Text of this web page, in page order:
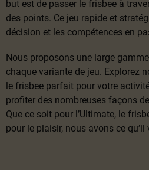
but est de passer le frisbee à
des points. Ce jeu rapide et
décision et les compétences en
Nous proposons une large
chaque variante de jeu. Explorez
le frisbee parfait pour votre
profiter des nombreuses façons
Que ce soit pour l’Ultimate, le
pour le plaisir, nous avons ce